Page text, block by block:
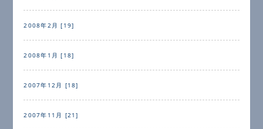
2008年2月 [19]
2008年1月 [18]
2007年12月 [18]
2007年11月 [21]